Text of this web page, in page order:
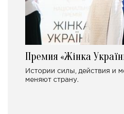
Премия «Жінка
Истории силы, действия и
меняют страну.